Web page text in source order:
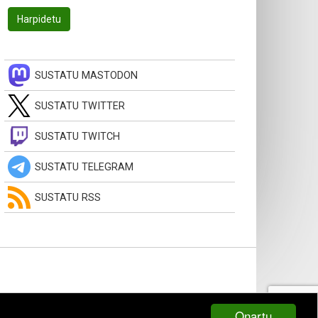
SUSTATU MASTODON
SUSTATU TWITTER
SUSTATU TWITCH
SUSTATU TELEGRAM
SUSTATU RSS